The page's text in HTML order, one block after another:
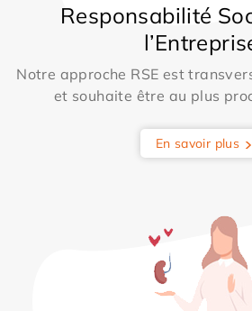
Responsabilité
Notre approche RSE est
et souhaite être au plus
En savoir plus